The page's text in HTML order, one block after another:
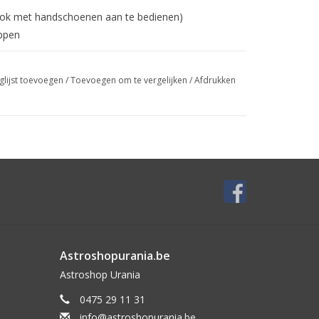
met handschoenen aan te bedienen)
en het is mogelijk om direct coördinaten in te
schaal of sterrenbeeldafbeelding
toevoegen /Toevoegen om te vergelijken /Afdrukken
Astroshopurania.be
Astroshop Urania
0475 29 11 31